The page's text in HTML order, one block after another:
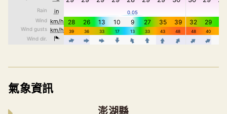
氣象資訊
澎湖縣